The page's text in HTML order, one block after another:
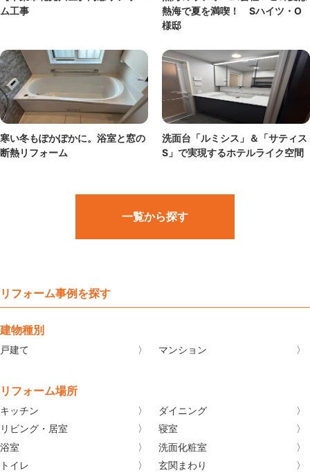
ム工事
熱海で夏を満喫！ Sハイツ・O
様邸
寒い冬もぽかぽかに。浴室と窓の
断熱リフォーム
洗面台「ルミシス」＆「サティス
S」で実現するホテルライク空間
一覧から探す
リフォーム事例を探す
建物種別
戸建て マンション
リフォーム場所
キッチン
ダイニング
リビング・居室
寝室
浴室
洗面化粧室
トイレ
玄関まわり